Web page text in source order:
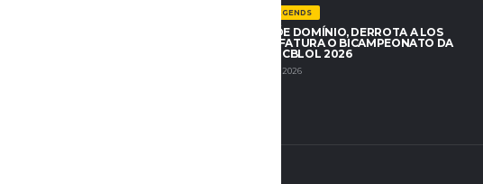
LEAGUE OF LEGENDS
FURIA IMPÕE DOMÍNIO, DERROTA A LOS
POR 3 A 1 E FATURA O BICAMPEONATO DA
ETAPA 1 DO CBLOL 2026
7 DE JUNHO DE 2026